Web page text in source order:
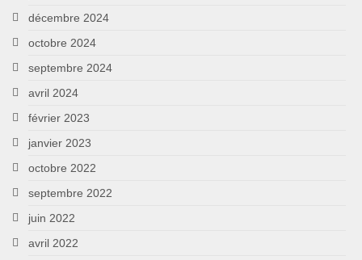
décembre 2024
octobre 2024
septembre 2024
avril 2024
février 2023
janvier 2023
octobre 2022
septembre 2022
juin 2022
avril 2022